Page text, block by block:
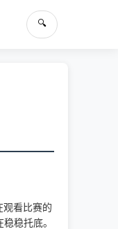
🔍
观看比赛的
稳托底。